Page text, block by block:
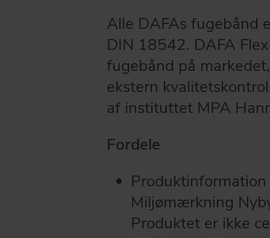
Alle DAFAs fugebånd
DIN 18542. DAFA
fugebånd på
ekstern
af instituttet MPA
Fordele
Miljømærkning
Produktet er ikke